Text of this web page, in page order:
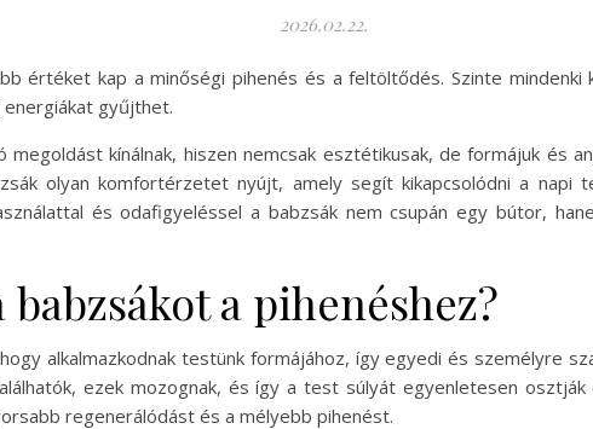
2026.02.22.
értéket kap a minőségi pihenés és a feltöltődés. Szinte
gyűjthet.
megoldást kínálnak, hiszen nemcsak esztétikusak, de formájuk és
olyan komfortérzetet nyújt, amely segít kikapcsolódni a napi
és odafigyeléssel a babzsák nem csupán egy bútor,
a pihenéshez?
alkalmazkodnak testünk formájához, így egyedi és személyre
ezek mozognak, és így a test súlyát egyenletesen
regenerálódást és a mélyebb pihenést.